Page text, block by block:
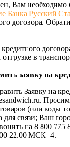
Вам необходимо
Банка Русский
договора.
отгрузке в
заявку на
Заявку на
Просим
(или коды
для связи; Ваш
на 8 800 775
22.00 МСК+4.